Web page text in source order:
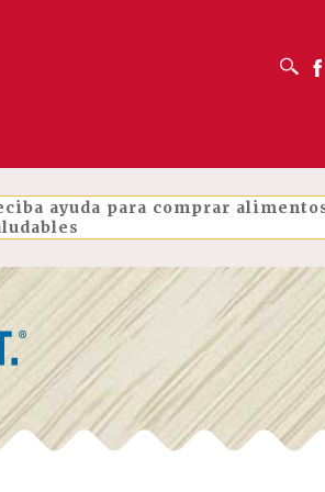
ABRIR CUADRO DE
ayuda para comprar